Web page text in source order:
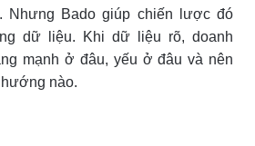
Nhưng Bado giúp chiến lược đó
dữ liệu. Khi dữ liệu rõ, doanh
mạnh ở đâu, yếu ở đâu và nên
nào.